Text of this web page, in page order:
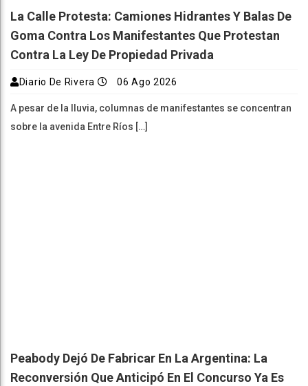
La Calle Protesta: Camiones Hidrantes Y Balas De
Goma Contra Los Manifestantes Que Protestan
Contra La Ley De Propiedad Privada
Diario De Rivera 06 Ago 2026
A pesar de la lluvia, columnas de manifestantes se concentran
sobre la avenida Entre Ríos […]
Peabody Dejó De Fabricar En La Argentina: La
Reconversión Que Anticipó En El Concurso Ya Es